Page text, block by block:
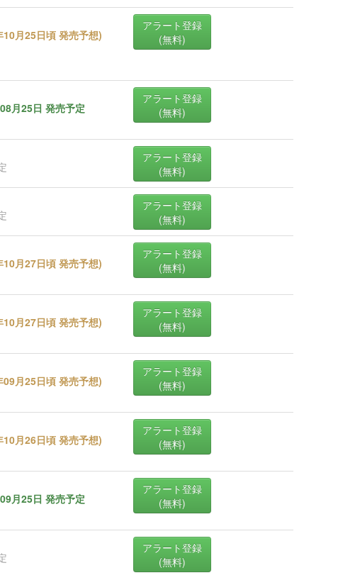
10月25日頃 発売予想)
アラート登録
(無料)
月25日 発売予定
アラート登録
(無料)
アラート登録
(無料)
アラート登録
(無料)
10月27日頃 発売予想)
アラート登録
(無料)
10月27日頃 発売予想)
アラート登録
(無料)
09月25日頃 発売予想)
アラート登録
(無料)
10月26日頃 発売予想)
アラート登録
(無料)
月25日 発売予定
アラート登録
(無料)
アラート登録
(無料)